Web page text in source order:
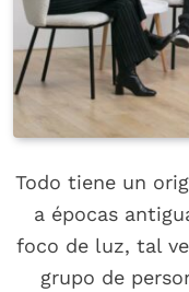
Todo tiene un
a épocas
foco de luz, tal
grupo de